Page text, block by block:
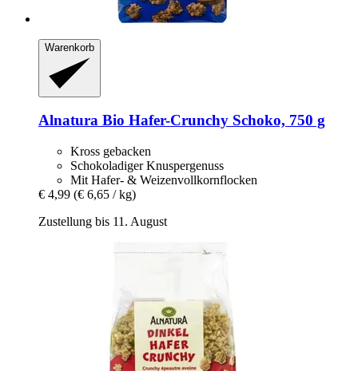
Warenkorb
Alnatura Bio Hafer-​Crunchy Schoko, 750 g
Kross gebacken
Schokoladiger Knuspergenuss
Mit Hafer- & Weizenvollkornflocken
€ 4,99 (€ 6,65 / kg)
Zustellung bis 11. August